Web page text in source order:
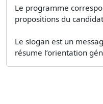
Le programme
propositions du
Le slogan est un
résume l’orientation